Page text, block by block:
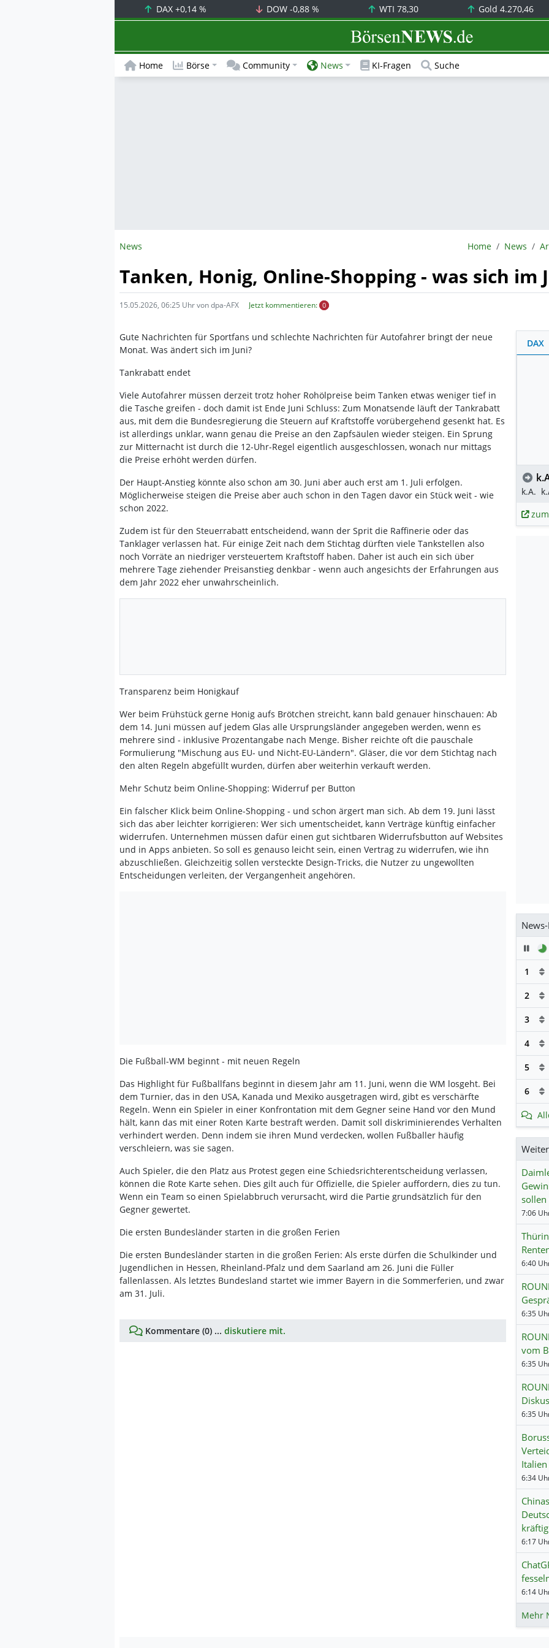
DAX +0,14 % DOW-0,88 % WTI78,30 Gold4.270,46
BörsenNEWS.de
Home Börse Community News KI-Fragen Suche
News BörsenNEWS.de
Home News
Tanken, Honig, Online-Shopping - was sich im
15.05.2026, 06:25 Uhr von dpa-AFX Jetzt kommentieren: 0
Gute Nachrichten für Sportfans und schlechte Nachrichten für Autofahrer bringt der neue
Monat. Was ändert sich im Juni?
Tankrabatt endet
Viele Autofahrer müssen derzeit trotz hoher Rohölpreise beim Tanken etwas weniger tief in
die Tasche greifen - doch damit ist Ende Juni Schluss: Zum Monatsende läuft der Tankrabatt
aus, mit dem die Bundesregierung die Steuern auf Kraftstoffe vorübergehend gesenkt hat. Es
ist allerdings unklar, wann genau die Preise an den Zapfsäulen wieder steigen. Ein Sprung
zur Mitternacht ist durch die 12-Uhr-Regel eigentlich ausgeschlossen, wonach nur mittags
die Preise erhöht werden dürfen.
Der Haupt-Anstieg könnte also schon am 30. Juni aber auch erst am 1. Juli erfolgen.
Möglicherweise steigen die Preise aber auch schon in den Tagen davor ein Stück weit - wie
schon 2022.
Zudem ist für den Steuerrabatt entscheidend, wann der Sprit die Raffinerie oder das
Tanklager verlassen hat. Für einige Zeit nach dem Stichtag dürften viele Tankstellen also
noch Vorräte an niedriger versteuertem Kraftstoff haben. Daher ist auch ein sich über
mehrere Tage ziehender Preisanstieg denkbar - wenn auch angesichts der Erfahrungen aus
dem Jahr 2022 eher unwahrscheinlich.
Transparenz beim Honigkauf
Wer beim Frühstück gerne Honig aufs Brötchen streicht, kann bald genauer hinschauen: Ab
dem 14. Juni müssen auf jedem Glas alle Ursprungsländer angegeben werden, wenn es
mehrere sind - inklusive Prozentangabe nach Menge. Bisher reichte oft die pauschale
Formulierung "Mischung aus EU- und Nicht-EU-Ländern". Gläser, die vor dem Stichtag nach
den alten Regeln abgefüllt wurden, dürfen aber weiterhin verkauft werden.
Mehr Schutz beim Online-Shopping: Widerruf per Button
Ein falscher Klick beim Online-Shopping - und schon ärgert man sich. Ab dem 19. Juni lässt
sich das aber leichter korrigieren: Wer sich umentscheidet, kann Verträge künftig einfacher
widerrufen. Unternehmen müssen dafür einen gut sichtbaren Widerrufsbutton auf Websites
und in Apps anbieten. So soll es genauso leicht sein, einen Vertrag zu widerrufen, wie ihn
abzuschließen. Gleichzeitig sollen versteckte Design-Tricks, die Nutzer zu ungewollten
Entscheidungen verleiten, der Vergangenheit angehören.
Die Fußball-WM beginnt - mit neuen Regeln
Das Highlight für Fußballfans beginnt in diesem Jahr am 11. Juni, wenn die WM losgeht. Bei
dem Turnier, das in den USA, Kanada und Mexiko ausgetragen wird, gibt es verschärfte
Regeln. Wenn ein Spieler in einer Konfrontation mit dem Gegner seine Hand vor den Mund
hält, kann das mit einer Roten Karte bestraft werden. Damit soll diskriminierendes Verhalten
verhindert werden. Denn indem sie ihren Mund verdecken, wollen Fußballer häufig
verschleiern, was sie sagen.
Auch Spieler, die den Platz aus Protest gegen eine Schiedsrichterentscheidung verlassen,
können die Rote Karte sehen. Dies gilt auch für Offizielle, die Spieler auffordern, dies zu tun.
Wenn ein Team so einen Spielabbruch verursacht, wird die Partie grundsätzlich für den
Gegner gewertet.
Die ersten Bundesländer starten in die großen Ferien
Die ersten Bundesländer starten in die großen Ferien: Als erste dürfen die Schulkinder und
Jugendlichen in Hessen, Rheinland-Pfalz und dem Saarland am 26. Juni die Füller
fallenlassen. Als letztes Bundesland startet wie immer Bayern in die Sommerferien, und zwar
am 31. Juli.
Kommentare (0) ... diskutiere mit.
DAX
k.A.
1
2
3
4
5
6
7:06
6:40
6:35
vom
6:35
6:35
6:34
kräftig
6:17
6:14
Mehr